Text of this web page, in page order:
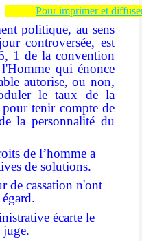
Pour imprimer et
politique, au sens
controversée, est
1 de la convention
qui énonce
autorise, ou non,
le taux de la
tenir compte de
la personnalité du
de l’homme a
de solutions.
de cassation n'ont
écarte le